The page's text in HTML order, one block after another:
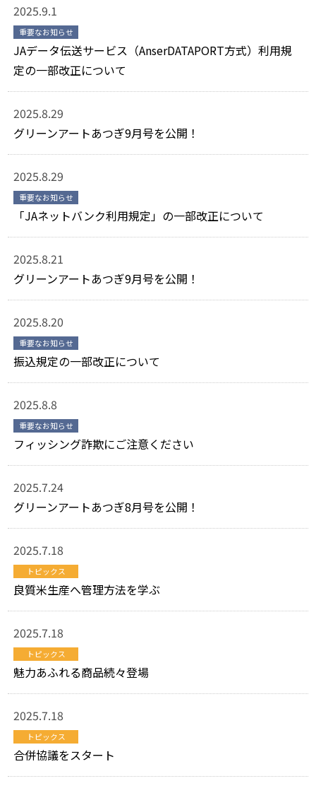
2025.9.1
重要なお知らせ
JAデータ伝送サービス（AnserDATAPORT方式）利用規
定の一部改正について
2025.8.29
グリーンアートあつぎ9月号を公開！
2025.8.29
重要なお知らせ
「JAネットバンク利用規定」の一部改正について
2025.8.21
グリーンアートあつぎ9月号を公開！
2025.8.20
重要なお知らせ
振込規定の一部改正について
2025.8.8
重要なお知らせ
フィッシング詐欺にご注意ください
2025.7.24
グリーンアートあつぎ8月号を公開！
2025.7.18
トピックス
良質米生産へ管理方法を学ぶ
2025.7.18
トピックス
魅力あふれる商品続々登場
2025.7.18
トピックス
合併協議をスタート